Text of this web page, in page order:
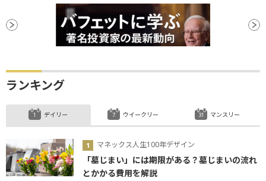
ランキング
デイリー
マネックス人生100年デザイン
「墓じまい」には期限がある？墓じまいの流れ
とかかる費用を解説
ウイークリー マンスリー